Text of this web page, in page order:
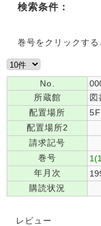
検索条件：
巻号をクリックする
No.
所蔵館
図
配置場所
配置場所2
請求記号
巻号
年月次
購読状況
レビュー